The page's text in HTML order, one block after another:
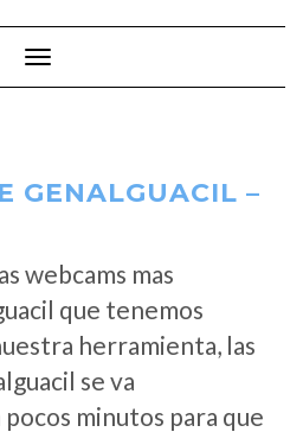
Cambiar modo de navegación
GENALGUACIL –
webcams mas
que tenemos
herramienta, las
se va
minutos para que